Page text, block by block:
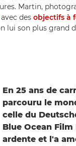
Martin,
avec des objectifs à
lui son plus grand
En 25 ans de
parcouru le
celle du
Blue Ocean
ardente et l'a